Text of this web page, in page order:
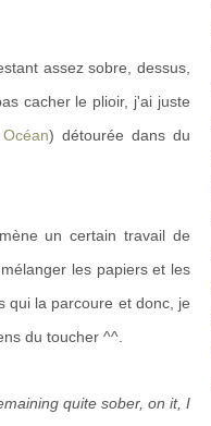
assez sobre, dessus,
cacher le plioir, j'ai juste
) détourée dans du
un certain travail de
les papiers et les
qui la parcoure et donc, je
du toucher ^^.
quite sober, on it, I